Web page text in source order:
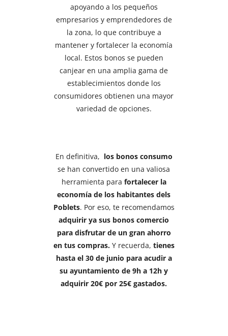
apoyando a los pequeños
empresarios y emprendedores de
la zona, lo que contribuye a
mantener y fortalecer la economía
local. Estos bonos se pueden
canjear en una amplia gama de
establecimientos donde los
consumidores obtienen una mayor
variedad de opciones.
En definitiva, los bonos consumo
se han convertido en una valiosa
herramienta para fortalecer la
economía de los habitantes dels
Poblets. Por eso, te recomendamos
adquirir ya sus bonos comercio
para disfrutar de un gran ahorro
en tus compras. Y recuerda, tienes
hasta el 30 de junio para acudir a
su ayuntamiento de 9h a 12h y
adquirir 20€ por 25€ gastados.